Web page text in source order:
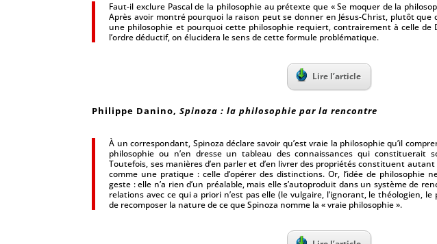
Faut-il exclure Pascal de la philosophie au prétexte que « Se moquer de la
Après avoir montré pourquoi la raison peut se donner en Jésus-Christ, plutôt que
une philosophie et pourquoi cette philosophie requiert, contrairement à celle de
l’ordre déductif, on élucidera le sens de cette formule problématique.
Lire l’article
Philippe Danino,Spinoza : la philosophie par la rencontre
À un correspondant, Spinoza déclare savoir qu’est vraie la philosophie qu’il
philosophie ou n’en dresse un tableau des connaissances qui constituerait
Toutefois, ses manières d’en parler et d’en livrer des propriétés constituent autant
comme une pratique : celle d’opérer des distinctions. Or, l’idée de philosophie
geste : elle n’a rien d’un préalable, mais elle s’autoproduit dans un système de
relations avec ce qui a priori n’est pas elle (le vulgaire, l’ignorant, le théologien,
de recomposer la nature de ce que Spinoza nomme la « vraie philosophie ».